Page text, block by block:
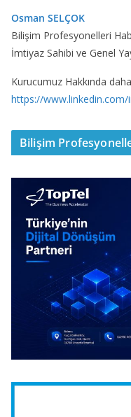
Osman SELÇOK
Bilişim Profesyonelleri
İmtiyaz Sahibi ve Genel
Kurucumuz Hakkında
https://
Bilişim